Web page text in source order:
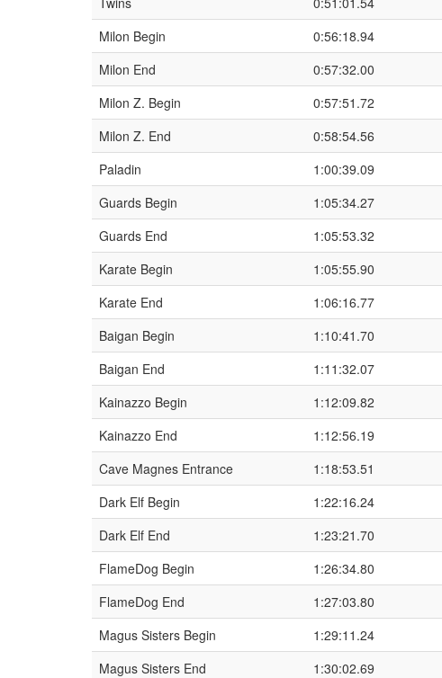
Milon Begin
0:56:18.94
Milon End
0:57:32.00
Milon Z. Begin
0:57:51.72
Milon Z. End
0:58:54.56
Paladin
1:00:39.09
Guards Begin
1:05:34.27
Guards End
1:05:53.32
Karate Begin
1:05:55.90
Karate End
1:06:16.77
Baigan Begin
1:10:41.70
Baigan End
1:11:32.07
Kainazzo Begin
1:12:09.82
Kainazzo End
1:12:56.19
Cave Magnes Entrance
1:18:53.51
Dark Elf Begin
1:22:16.24
Dark Elf End
1:23:21.70
FlameDog Begin
1:26:34.80
FlameDog End
1:27:03.80
Magus Sisters Begin
1:29:11.24
Magus Sisters End
1:30:02.69